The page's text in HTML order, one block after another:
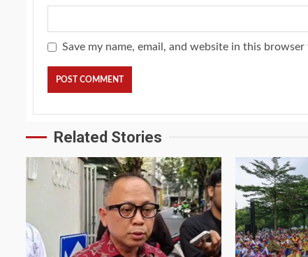
Save my name, email, and website in this
Related Stories